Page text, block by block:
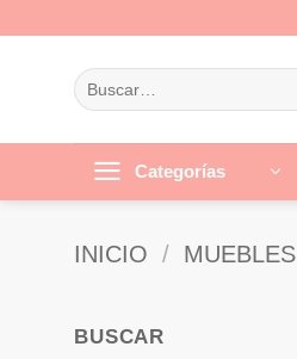
contenidoBuscar
por:
Categorías
INICIO / MUEBLES
BUSCAR